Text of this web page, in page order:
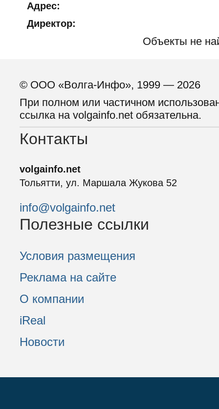
Адрес:
Директор:
Объекты не
© ООО «Волга-Инфо», 1999 — 2026
При полном или частичном
ссылка на volgainfo.net обязательна.
Контакты
volgainfo.net
Тольятти, ул. Маршала Жукова 52
info@volgainfo.net
Полезные ссылки
Условия размещения
Реклама на сайте
О компании
iReal
Новости